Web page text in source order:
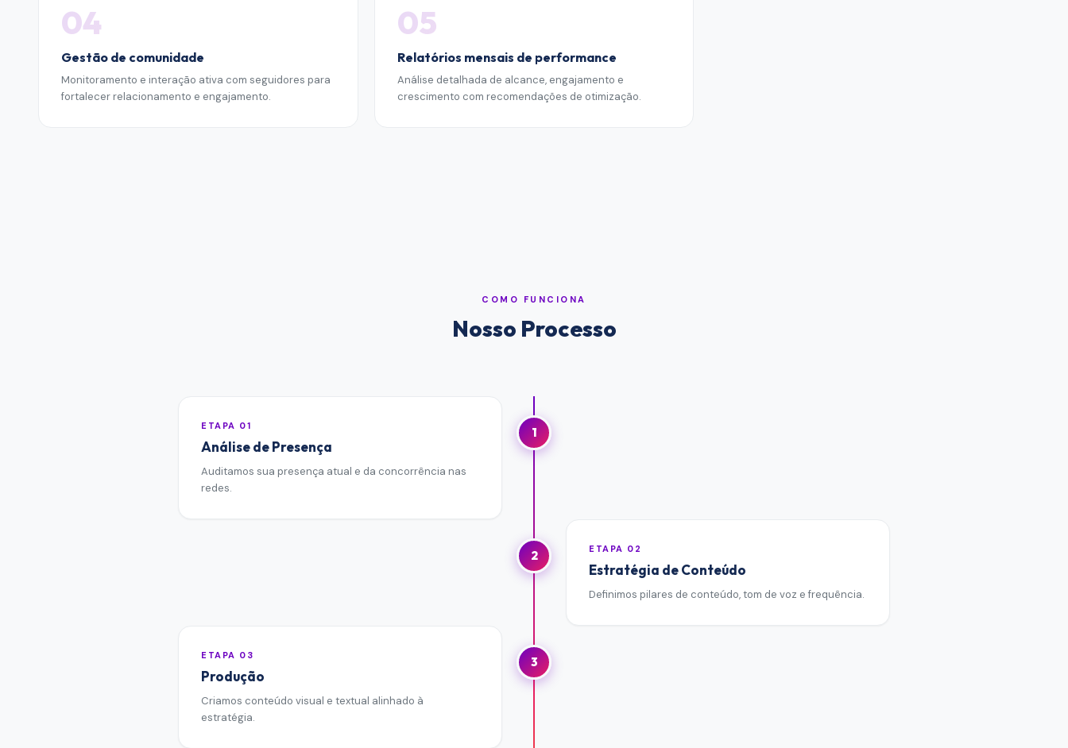
04
Gestão de comunidade
Monitoramento e interação ativa com seguidores para
fortalecer relacionamento e engajamento.
05
Relatórios mensais de performance
Análise detalhada de alcance, engajamento e
crescimento com recomendações de otimização.
COMO FUNCIONA
Nosso Processo
1
ETAPA 01
Análise de Presença
Auditamos sua presença atual e da concorrência nas
redes.
2 ETAPA 02
Estratégia de Conteúdo
Definimos pilares de conteúdo, tom de voz e frequência.
3
ETAPA 03
Produção
Criamos conteúdo visual e textual alinhado à
estratégia.